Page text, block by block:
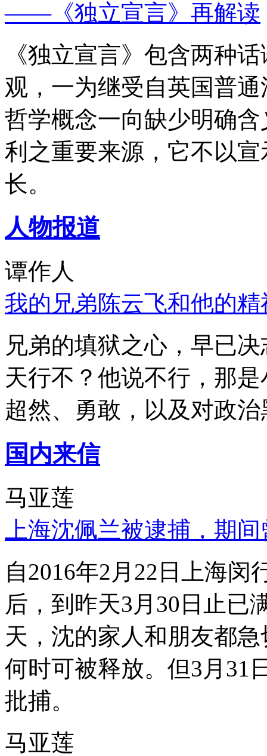
——《独立宣言》再解读
《独立宣言》包含两种
观，一为继受自英国普
哲学概念一向缺少明确
利之重要来源，它不以
长。
人物报道
谭作人
我的兄弟陈云飞和他的
兄弟的填狱之心，早已
天行不？他说不行，那
超然、勇敢，以及对政
国内来信
马亚莲
上海沈佩兰被逮捕，期
自2016年2月22日上海
后，到昨天3月30日止已
天，沈的家人和朋友都
何时可被释放。但3月31
批捕。
马亚莲